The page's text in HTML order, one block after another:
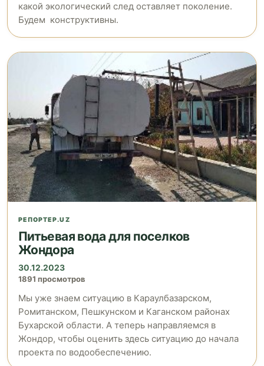
какой экологический след оставляет поколение.
Будем конструктивны.
РЕПОРТЕР.UZ
Питьевая вода для поселков
Жондора
30.12.2023
1891 просмотров
Мы уже знаем ситуацию в Караулбазарском,
Ромитанском, Пешкунском и Каганском районах
Бухарской области. А теперь направляемся в
Жондор, чтобы оценить здесь ситуацию до начала
проекта по водообеспечению.